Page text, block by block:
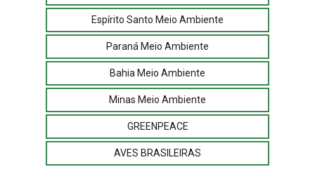
Espírito Santo Meio Ambiente
Paraná Meio Ambiente
Bahia Meio Ambiente
Minas Meio Ambiente
GREENPEACE
AVES BRASILEIRAS